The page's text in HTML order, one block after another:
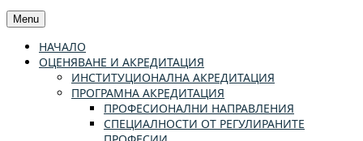
Menu
НАЧАЛО
ОЦЕНЯВАНЕ И АКРЕДИТАЦИЯ
ИНСТИТУЦИОНАЛНА АКРЕДИТАЦИЯ
ПРОГРАМНА АКРЕДИТАЦИЯ
ПРОФЕСИОНАЛНИ НАПРАВЛЕНИЯ
СПЕЦИАЛНОСТИ ОТ РЕГУЛИРАНИТЕ